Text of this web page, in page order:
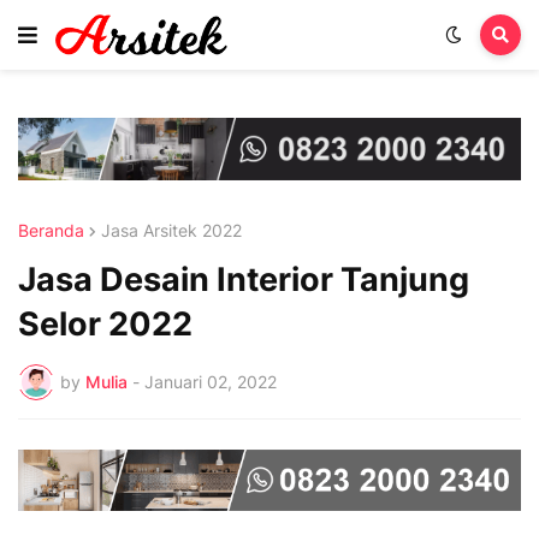
Beranda Jasa Arsitek 2022
Jasa Desain Interior Tanjung
Selor 2022
by Mulia - Januari 02, 2022